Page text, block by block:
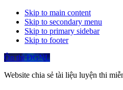
Skip to main content
Skip to secondary menu
Skip to primary sidebar
Skip to footer
Ôn thi ĐGNL
Website chia sẻ tài liệu luyện thi